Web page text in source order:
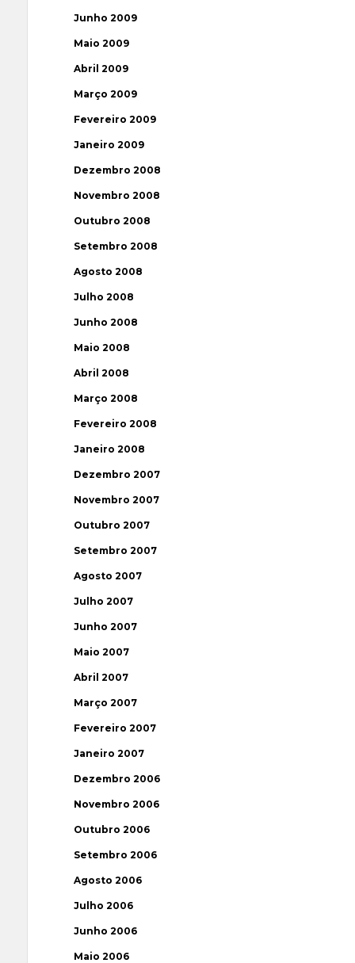
Junho 2009
Maio 2009
Abril 2009
Março 2009
Fevereiro 2009
Janeiro 2009
Dezembro 2008
Novembro 2008
Outubro 2008
Setembro 2008
Agosto 2008
Julho 2008
Junho 2008
Maio 2008
Abril 2008
Março 2008
Fevereiro 2008
Janeiro 2008
Dezembro 2007
Novembro 2007
Outubro 2007
Setembro 2007
Agosto 2007
Julho 2007
Junho 2007
Maio 2007
Abril 2007
Março 2007
Fevereiro 2007
Janeiro 2007
Dezembro 2006
Novembro 2006
Outubro 2006
Setembro 2006
Agosto 2006
Julho 2006
Junho 2006
Maio 2006